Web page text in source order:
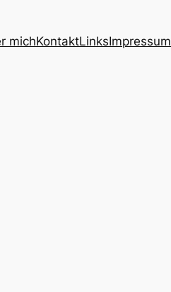
michKontaktLinksImpressum